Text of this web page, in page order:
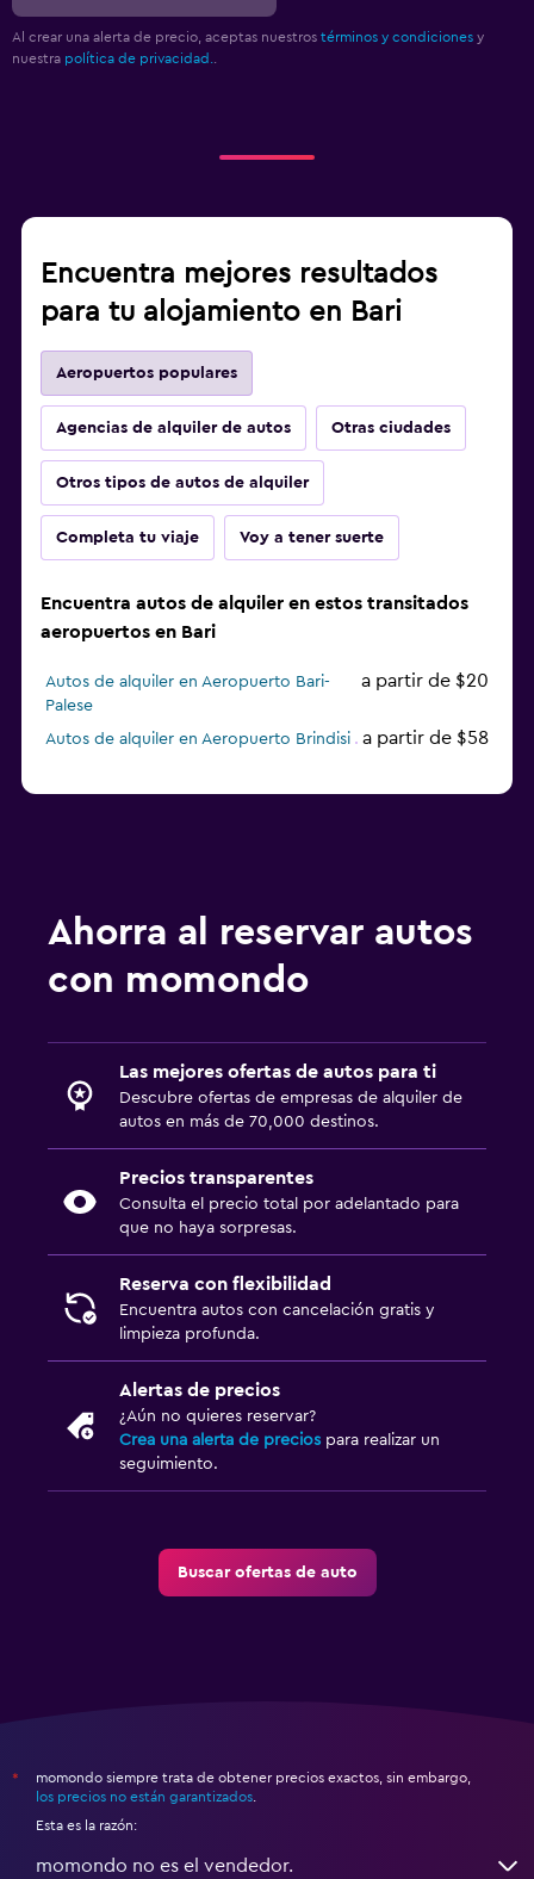
Al crear una alerta de precio, aceptas nuestros términos y condiciones y
nuestra política de privacidad.
Encuentra mejores resultados
para tu alojamiento en Bari
Aeropuertos populares
Agencias de alquiler de autos Otras ciudades
Otros tipos de autos de alquiler
Completa tu viaje Voy a tener suerte
Encuentra autos de alquiler en estos transitados
aeropuertos en Bari
Autos de alquiler en Aeropuerto Bari-
Palese
a partir de $20
Autos de alquiler en Aeropuerto Brindisi a partir de $58
Ahorra al reservar autos
con momondo
Las mejores ofertas de autos para ti
Descubre ofertas de empresas de alquiler de
autos en más de 70,000 destinos.
Precios transparentes
Consulta el precio total por adelantado para
que no haya sorpresas.
Reserva con flexibilidad
Encuentra autos con cancelación gratis y
limpieza profunda.
Alertas de precios
¿Aún no quieres reservar?
Crea una alerta de precios para realizar un
seguimiento.
Buscar ofertas de auto
*
momondo siempre trata de obtener precios exactos, sin embargo,
los precios no están garantizados
Esta es la razón:
momondo no es el vendedor.